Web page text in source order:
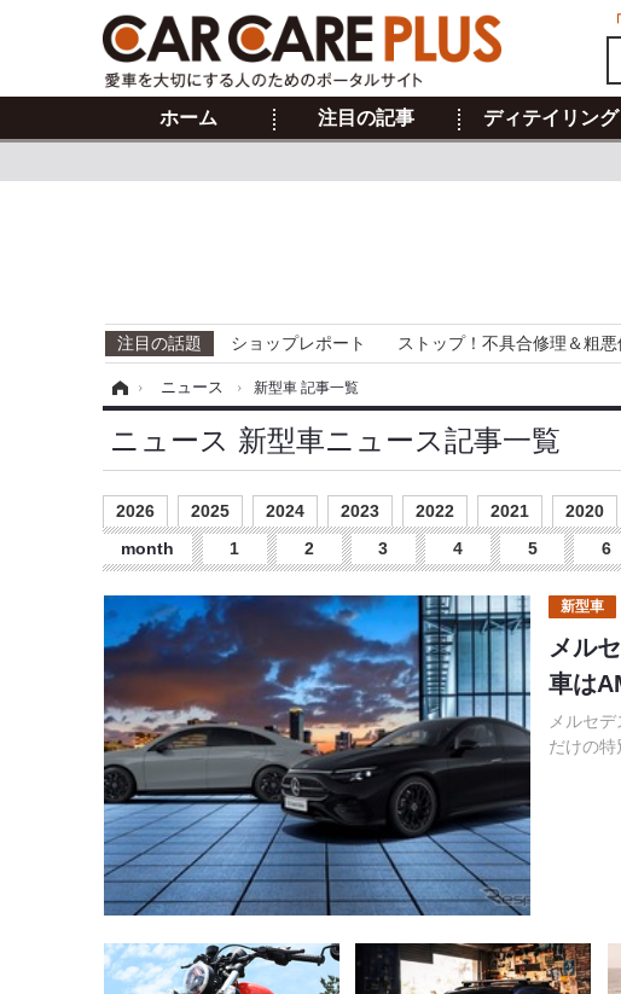
ホーム 注目の記事 ディテイリング
注目の話題 ショップレポート ストップ！不具合修理＆粗悪
› ニュース › 新型車 記事一覧
ニュース 新型車ニュース記事一覧
2026 2025 2024 2023 2022 2021 2020
month
1 2 3 4 5 6
新型車
メル
車は
メルセ
だけの特